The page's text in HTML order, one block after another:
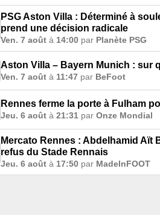
PSG Aston Villa : Déterminé à
prend une décision radicale
Ven. 7 août à 14:00 par Planète PSG
Aston Villa – Bayern Munich : sur
Ven. 7 août à 11:47 par BeFoot
Rennes ferme la porte à Fulham
Jeu. 6 août à 21:31 par Onze Mondial
Mercato Rennes : Abdelhamid
refus du Stade Rennais
Jeu. 6 août à 17:50 par MadeInFOOT